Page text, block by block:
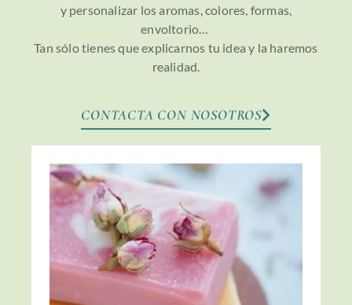
y personalizar los aromas, colores, formas,
envoltorio…
Tan sólo tienes que explicarnos tu idea y la haremos
realidad.
CONTACTA CON NOSOTROS